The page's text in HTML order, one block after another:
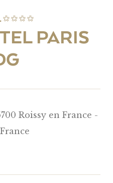
PARIS
Roissy en France -